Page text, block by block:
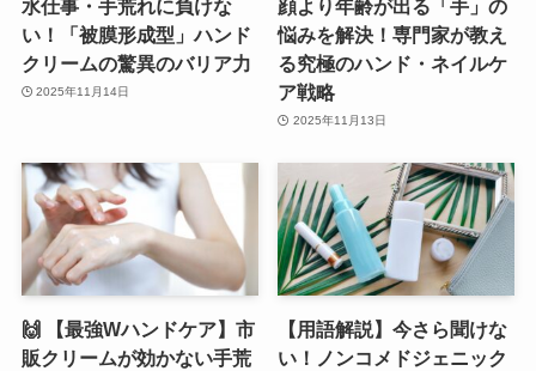
水仕事・手荒れに負けな
い！「被膜形成型」ハンド
クリームの驚異のバリア力
2025年11月14日
顔より年齢が出る「手」の
悩みを解決！専門家が教え
る究極のハンド・ネイルケ
ア戦略
2025年11月13日
🙌 【最強Wハンドケア】市
販クリームが効かない手荒
【用語解説】今さら聞けな
い！ノンコメドジェニック